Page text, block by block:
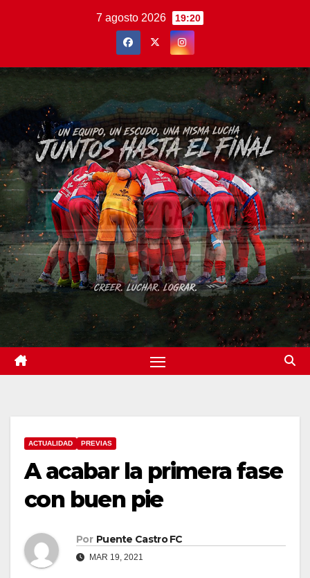
7 agosto 2026 19:20
ACTUALIDAD PREVIAS
A acabar la primera fase
con buen pie
Por Puente Castro FC
MAR 19, 2021